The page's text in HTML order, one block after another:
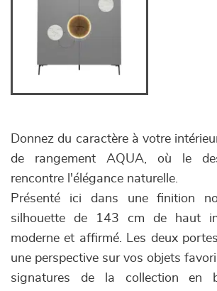
Donnez du caractère à votre
de rangement AQUA, où le
rencontre l'élégance naturelle.
Présenté ici dans une finition
silhouette de 143 cm de haut
moderne et affirmé. Les deux
une perspective sur vos objets
signatures de la collection en